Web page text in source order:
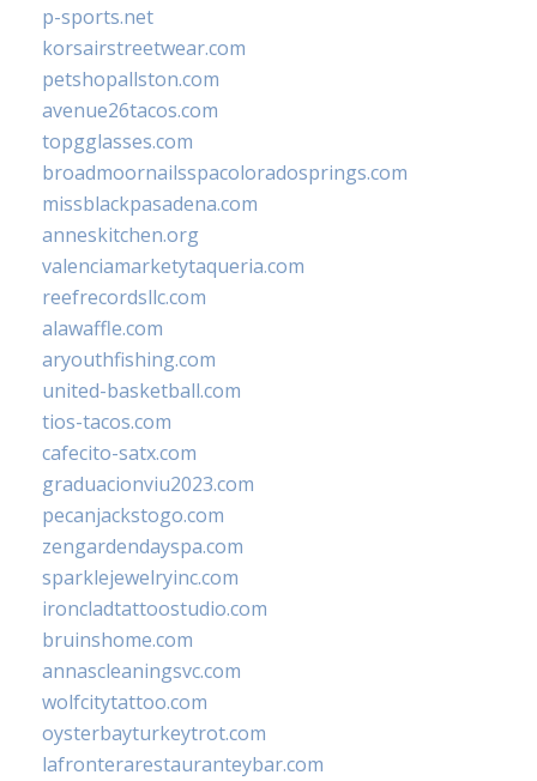
p-sports.net
korsairstreetwear.com
petshopallston.com
avenue26tacos.com
topgglasses.com
broadmoornailsspacoloradosprings.com
missblackpasadena.com
anneskitchen.org
valenciamarketytaqueria.com
reefrecordsllc.com
alawaffle.com
aryouthfishing.com
united-basketball.com
tios-tacos.com
cafecito-satx.com
graduacionviu2023.com
pecanjackstogo.com
zengardendayspa.com
sparklejewelryinc.com
ironcladtattoostudio.com
bruinshome.com
annascleaningsvc.com
wolfcitytattoo.com
oysterbayturkeytrot.com
lafronterarestauranteybar.com